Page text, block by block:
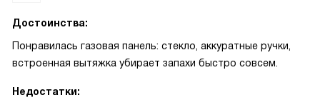
Достоинства:
Понравилась газовая панель: стекло, аккуратные ручки,
встроенная вытяжка убирает запахи быстро совсем.
Недостатки: